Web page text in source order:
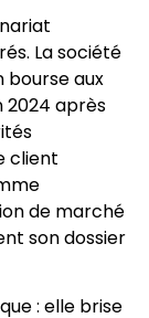
La société
bourse aux
2024 après
client
de marché
son dossier
: elle brise